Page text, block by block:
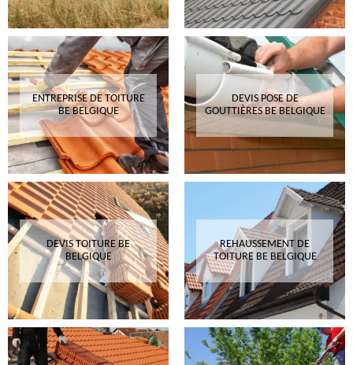
ENTREPRISE DE TOITURE
BE BELGIQUE
DEVIS POSE DE
GOUTTIÈRES BE BELGIQUE
DEVIS TOITURE BE
BELGIQUE
REHAUSSEMENT DE
TOITURE BE BELGIQUE